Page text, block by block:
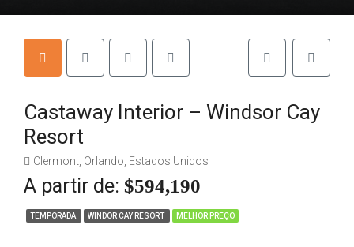
Castaway Interior – Windsor Cay
Resort
Clermont, Orlando, Estados Unidos
A partir de: $594,190
TEMPORADA WINDOR CAY RESORT MELHOR PREÇO